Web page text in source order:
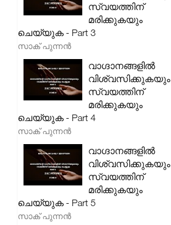
സ്വയത്തിന്
മരിക്കുകയും
ചെയ്യുക - Part 3
സാക് പുന്നൻ
വാഗ്ദാനങ്ങളിൽ
വിശ്വസിക്കുകയും
സ്വയത്തിന്
മരിക്കുകയും
ചെയ്യുക - Part 4
സാക് പുന്നൻ
വാഗ്ദാനങ്ങളിൽ
വിശ്വസിക്കുകയും
സ്വയത്തിന്
മരിക്കുകയും
ചെയ്യുക - Part 5
സാക് പുന്നൻ